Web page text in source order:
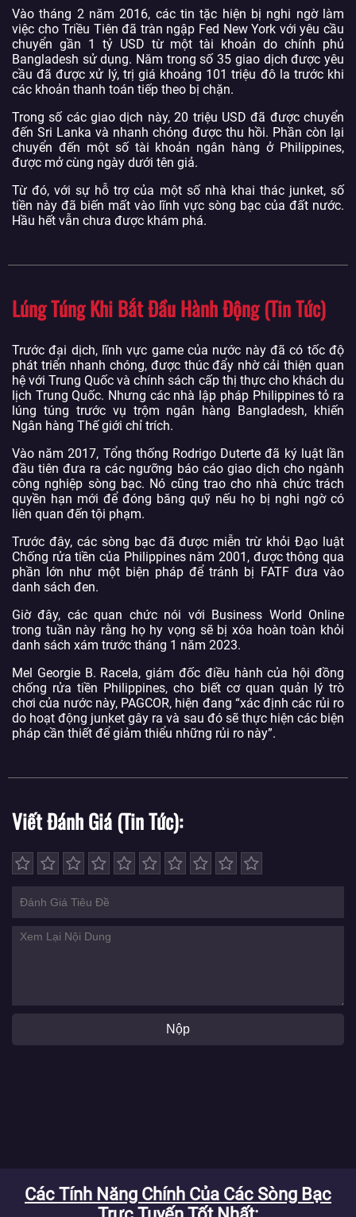
Các Tính Năng Chính Của Các Sòng Bạc
Vào tháng 2 năm 2016, các tin tặc hiện bị nghi ngờ làm
việc cho Triều Tiên đã tràn ngập Fed New York với yêu cầu
chuyển gần 1 tỷ USD từ một tài khoản do chính phủ
Bangladesh sử dụng. Năm trong số 35 giao dịch được yêu
cầu đã được xử lý, trị giá khoảng 101 triệu đô la trước khi
các khoản thanh toán tiếp theo bị chặn.
Trong số các giao dịch này, 20 triệu USD đã được chuyển
đến Sri Lanka và nhanh chóng được thu hồi. Phần còn lại
chuyển đến một số tài khoản ngân hàng ở Philippines,
được mở cùng ngày dưới tên giả.
Từ đó, với sự hỗ trợ của một số nhà khai thác junket, số
tiền này đã biến mất vào lĩnh vực sòng bạc của đất nước.
Hầu hết vẫn chưa được khám phá.
Lúng Túng Khi Bắt Đầu Hành Động (Tin Tức)
Trước đại dịch, lĩnh vực game của nước này đã có tốc độ
phát triển nhanh chóng, được thúc đẩy nhờ cải thiện quan
hệ với Trung Quốc và chính sách cấp thị thực cho khách du
lịch Trung Quốc. Nhưng các nhà lập pháp Philippines tỏ ra
lúng túng trước vụ trộm ngân hàng Bangladesh, khiến
Ngân hàng Thế giới chỉ trích.
Vào năm 2017, Tổng thống Rodrigo Duterte đã ký luật lần
đầu tiên đưa ra các ngưỡng báo cáo giao dịch cho ngành
công nghiệp sòng bạc. Nó cũng trao cho nhà chức trách
quyền hạn mới để đóng băng quỹ nếu họ bị nghi ngờ có
liên quan đến tội phạm.
Trước đây, các sòng bạc đã được miễn trừ khỏi Đạo luật
Chống rửa tiền của Philippines năm 2001, được thông qua
phần lớn như một biện pháp để tránh bị FATF đưa vào
danh sách đen.
Giờ đây, các quan chức nói với Business World Online
trong tuần này rằng họ hy vọng sẽ bị xóa hoàn toàn khỏi
danh sách xám trước tháng 1 năm 2023.
Mel Georgie B. Racela, giám đốc điều hành của hội đồng
chống rửa tiền Philippines, cho biết cơ quan quản lý trò
chơi của nước này, PAGCOR, hiện đang “xác định các rủi ro
do hoạt động junket gây ra và sau đó sẽ thực hiện các biện
pháp cần thiết để giảm thiểu những rủi ro này”.
Viết Đánh Giá (Tin Tức)
Nộp